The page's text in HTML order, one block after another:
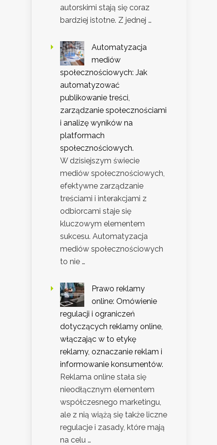
autorskimi stają się coraz
bardziej istotne. Z jednej …
Automatyzacja
mediów
społecznościowych: Jak
automatyzować
publikowanie treści,
zarządzanie społecznościami
i analizę wyników na
platformach
społecznościowych.
W dzisiejszym świecie
mediów społecznościowych,
efektywne zarządzanie
treściami i interakcjami z
odbiorcami staje się
kluczowym elementem
sukcesu. Automatyzacja
mediów społecznościowych
to nie …
Prawo reklamy
online: Omówienie
regulacji i ograniczeń
dotyczących reklamy online,
włączając w to etykę
reklamy, oznaczanie reklam i
informowanie konsumentów.
Reklama online stała się
nieodłącznym elementem
współczesnego marketingu,
ale z nią wiążą się także liczne
regulacje i zasady, które mają
na celu …